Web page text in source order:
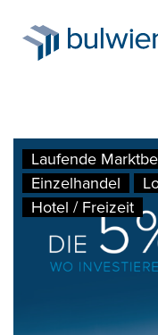
Direkt
zum
Inhalt
Laufende
Einzelhandel
Hotel / Freizeit